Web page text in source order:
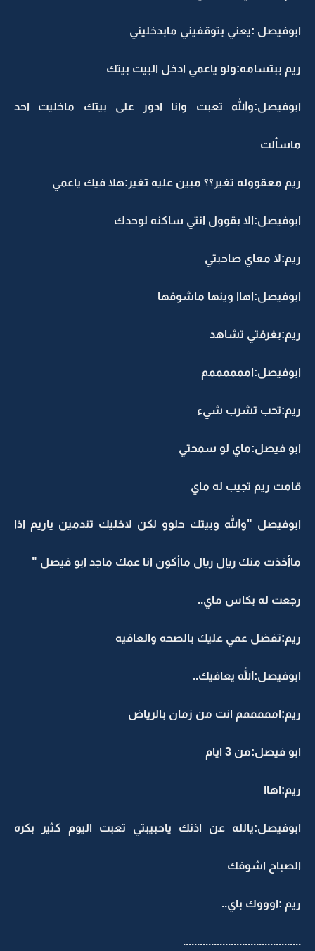
ابوفيصل :يعني بتوقفيني مابدخليني
ريم ببتسامه:ولو ياعمي ادخل البيت بيتك
ابوفيصل:والله تعبت وانا ادور على بيتك ماخليت احد
ماسألت
ريم معقووله تغير؟؟ مبين عليه تغير:هلا فيك ياعمي
ابوفيصل:الا بقوول انتي ساكنه لوحدك
ريم:لا معاي صاحبتي
ابوفيصل:اهاا وينها ماشوفها
ريم:بغرفتي تشاهد
ابوفيصل:اممممممم
ريم:تحب تشرب شيء
ابو فيصل:ماي لو سمحتي
قامت ريم تجيب له ماي
ابوفيصل "والله وبيتك حلوو لكن لاخليك تندمين ياريم اذا
ماأخذت منك ريال ريال ماأكون انا عمك ماجد ابو فيصل "
رجعت له بكاس ماي..
ريم:تفضل عمي عليك بالصحه والعافيه
ابوفيصل:الله يعافيك..
ريم:امممممم انت من زمان بالرياض
ابو فيصل:من 3 ايام
ريم:اهاا
ابوفيصل:يالله عن اذنك ياحبيبتي تعبت اليوم كثير بكره
الصباح اشوفك
ريم :اوووك باي..
..........................................